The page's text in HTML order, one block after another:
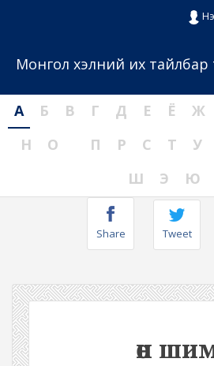
Монгол хэлний их тайлбар
А Б В Г Д Е Ё Ж
Н
О П Р С Т У
Ш
Э Ю
Share Tweet
өн